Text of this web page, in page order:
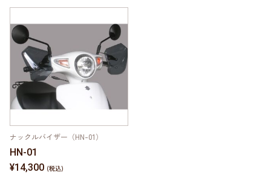
ナックルバイザー（HN-01）
HN-01
¥14,300